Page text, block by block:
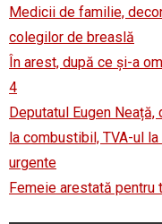
Medicii de familie,
colegilor de breaslă
În arest, după ce și-a
4
Deputatul Eugen
la combustibil, TVA-ul
urgente
Femeie arestată pentru